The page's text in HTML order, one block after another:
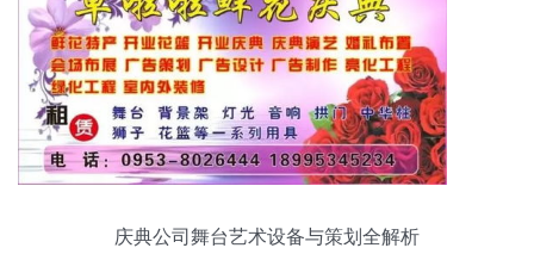
庆典公司舞台艺术设备与策划全解析